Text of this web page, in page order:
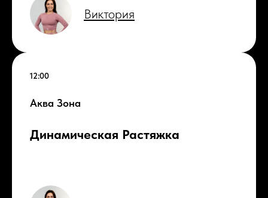
Виктория
12:00
Аква Зона
Динамическая Растяжка